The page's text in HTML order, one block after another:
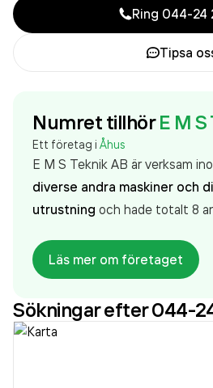
Ring 044-24
Tipsa
Numret tillhör E M
Ett företag i Åhus
E M S Teknik AB är verksam
diverse andra maskiner och
utrustning och hade totalt 8
Bolaget är ett aktiebolag som
2000. E M S Teknik AB
senaste räkenskapsåret
Läs mer om företaget
Sökningar efter 044-